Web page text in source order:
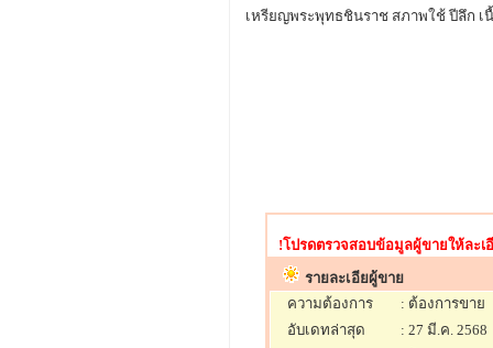
เหรียญพระพุทธชินราช สภาพใช้ ปีลึก เ
!โปรดตรวจสอบข้อมูลผู้ขายให้ละเ
รายละเอียผู้ขาย
ความต้องการ
: ต้องการขาย
อับเดทล่าสุด
: 27 มี.ค. 2568